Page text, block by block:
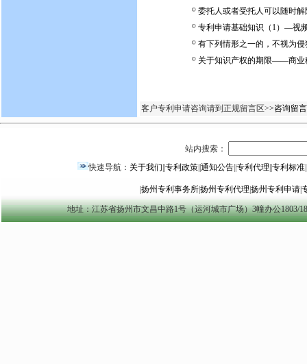
委托人或者受托人可以随时
专利申请基础知识（1）—视
有下列情形之一的，不视为侵
关于知识产权的期限——商业
客户专利申请咨询请到正规留言区>>咨询留言
站内搜索：
快速导航： 关于我们 专利政策 通知公告 专利代理 专利标准
扬州专利事务所|扬州专利代理 扬州专利申请|
地址：江苏省扬州市文昌中路1号（运河城市广场）3幢办公1803/